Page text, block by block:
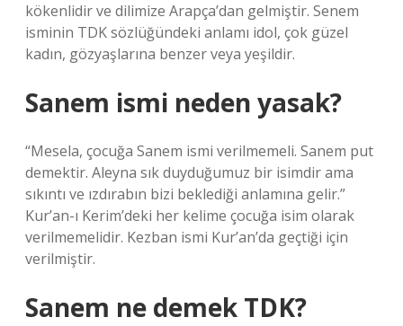
kökenlidir ve dilimize Arapça’dan gelmiştir. Senem
isminin TDK sözlüğündeki anlamı idol, çok güzel
kadın, gözyaşlarına benzer veya yeşildir.
Sanem ismi neden yasak?
“Mesela, çocuğa Sanem ismi verilmemeli. Sanem put
demektir. Aleyna sık duyduğumuz bir isimdir ama
sıkıntı ve ızdırabın bizi beklediği anlamına gelir.”
Kur’an-ı Kerim’deki her kelime çocuğa isim olarak
verilmemelidir. Kezban ismi Kur’an’da geçtiği için
verilmiştir.
Sanem ne demek TDK?